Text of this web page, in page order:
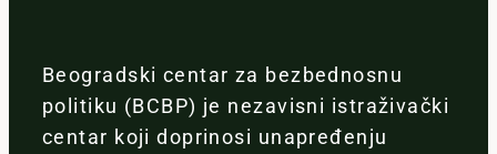
Beogradski centar za bezbednosnu
politiku (BCBP) je nezavisni istraživački
centar koji doprinosi unapređenju